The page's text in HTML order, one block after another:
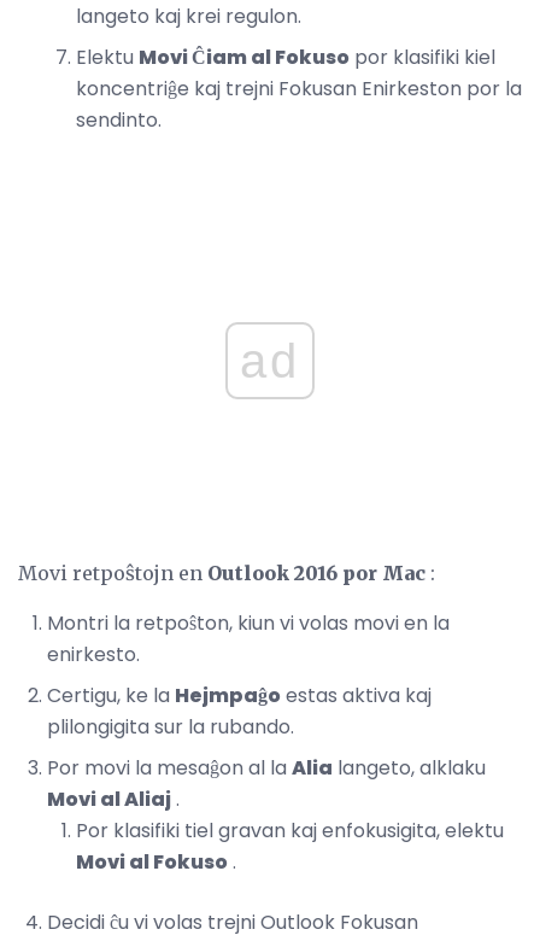
langeto kaj krei regulon.
Elektu Movi Ĉiam al Fokuso por klasifiki kiel
koncentriĝe kaj trejni Fokusan Enirkeston por la
sendinto.
ad
Movi retpoŝtojn en Outlook 2016 por Mac :
Montri la retpoŝton, kiun vi volas movi en la
enirkesto.
Certigu, ke la Hejmpaĝoestas aktiva kaj
plilongigita sur la rubando.
Por movi la mesaĝon al la Alia langeto, alklaku
Movi al Aliaj.
Por klasifiki tiel gravan kaj enfokusigita, elektu
Movi al Fokuso.
Decidi ĉu vi volas trejni Outlook Fokusan